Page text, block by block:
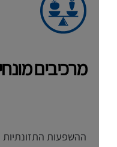
מרכיבים מונחי
ההשפעות התזונתיות